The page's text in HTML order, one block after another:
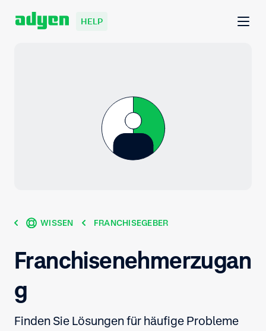
HELP
WISSEN FRANCHISEGEBER
Franchisenehmerzugan
g
Finden Sie Lösungen für häufige Probleme